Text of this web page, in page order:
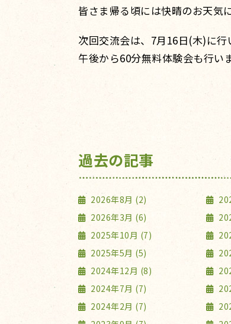
皆さま帰る頃には快晴のお天気
次回交流会は、7月16日(木)に行
午後から60分無料体験会も行い
過去の記事
2026年8月 (2)
2026年3月 (6)
2025年10月 (7)
2025年5月 (5)
2024年12月 (8)
2024年7月 (7)
2024年2月 (7)